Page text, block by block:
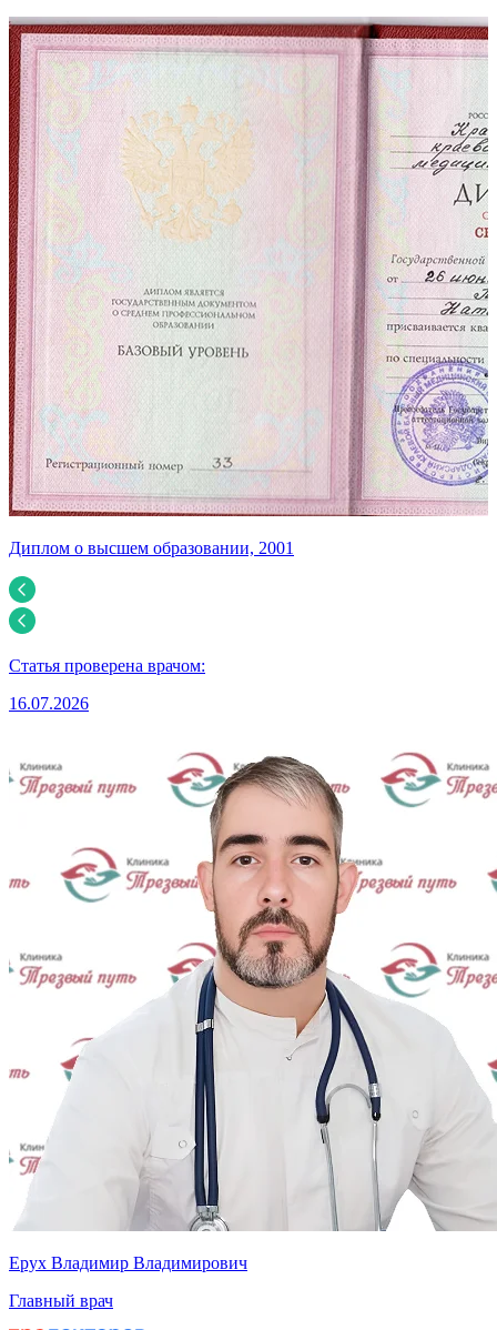
Диплом о высшем образовании, 2001
Статья проверена врачом:
16.07.2026
Ерух Владимир Владимирович
Главный врач